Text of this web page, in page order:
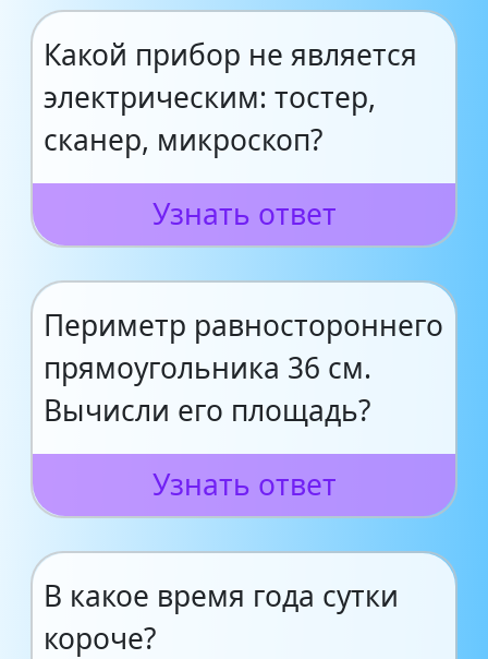
Какой прибор не является
электрическим: тостер,
сканер, микроскоп?
Узнать ответ
Периметр равностороннего
прямоугольника 36 см.
Вычисли его площадь?
Узнать ответ
В какое время года сутки
короче?